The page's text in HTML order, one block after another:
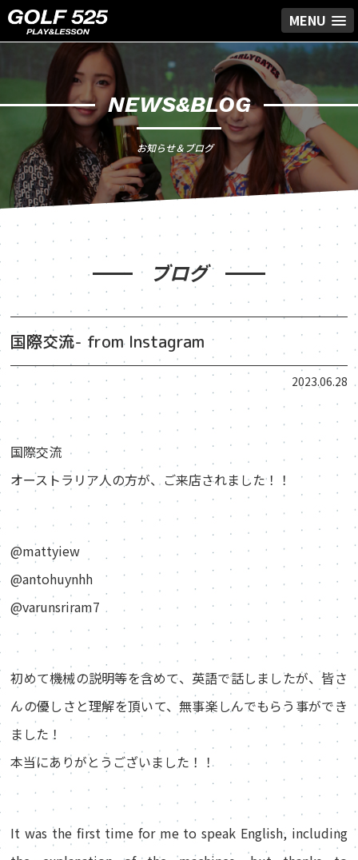
MENU
NEWS&BLOG
お知らせ＆ブログ
ブログ
国際交流- from Instagram
2023.06.28
国際交流
オーストラリア人の方が、ご来店されました！！
@mattyiew
@antohuynhh
@varunsriram7
初めて機械の説明等を含めて、英語で話しましたが、皆さ
んの優しさと理解を頂いて、無事楽しんでもらう事ができ
ました！
本当にありがとうございました！！
It was the first time for me to speak English, including